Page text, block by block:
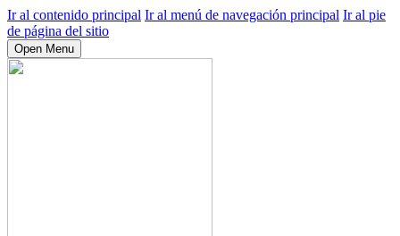
Ir al contenido principal Ir al menú de navegación principal Ir al pie
de página del sitio
Open Menu